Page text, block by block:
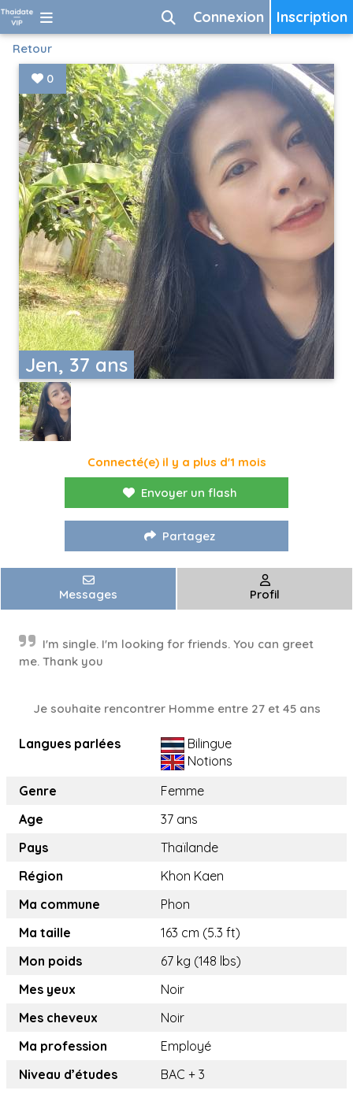
Inscription
Connexion
Retour
Jen, 37 ans
0
Connecté(e) il y a plus d'1 mois
Envoyer un flash
Partagez
Messages Profil
I'm single. I'm looking for friends. You can greet
me. Thank you
Je souhaite rencontrer Homme entre 27 et 45 ans
Langues parlées
Bilingue
Notions
Genre
Femme
Age
37 ans
Pays
Thaïlande
Région
Khon Kaen
Ma commune
Phon
Ma taille
163 cm (5.3 ft)
Mon poids
67 kg (148 lbs)
Mes yeux
Noir
Mes cheveux
Noir
Ma profession
Employé
Niveau d’études
BAC + 3